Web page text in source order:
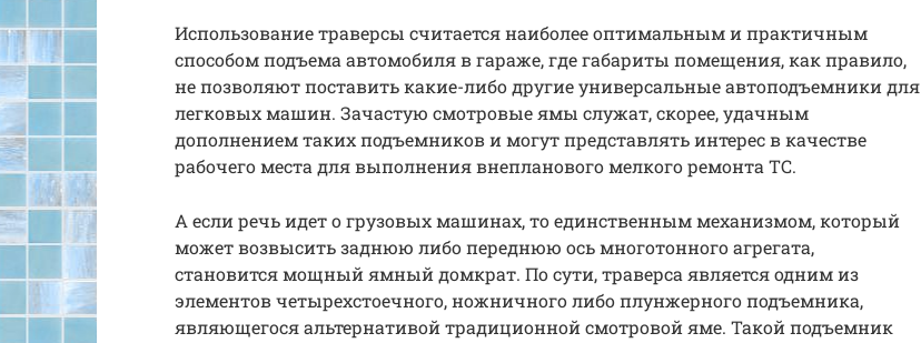
Использование траверсы считается наиболее оптимальным и практичным
способом подъема автомобиля в гараже, где габариты помещения, как правило,
не позволяют поставить какие-либо другие универсальные автоподъемники для
легковых машин. Зачастую смотровые ямы служат, скорее, удачным
дополнением таких подъемников и могут представлять интерес в качестве
рабочего места для выполнения внепланового мелкого ремонта ТС.
А если речь идет о грузовых машинах, то единственным механизмом, который
может возвысить заднюю либо переднюю ось многотонного агрегата,
становится мощный ямный домкрат. По сути, траверса является одним из
элементов четырехстоечного, ножничного либо плунжерного подъемника,
являющегося альтернативой традиционной смотровой яме. Такой подъемник